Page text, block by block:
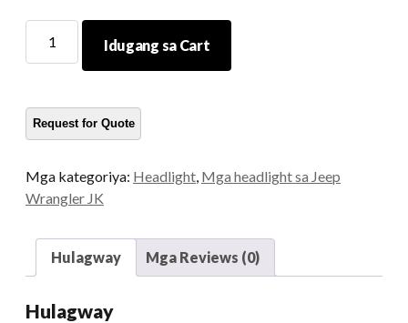
Talagsaong
Disenyo
Headlamp
adunay
Halo
Jk
Idugang sa Cart
Mga kategoriya: Headlight Mga headlight sa Jeep
Wrangler JK
Hulagway Mga Reviews (0)
Hulagway